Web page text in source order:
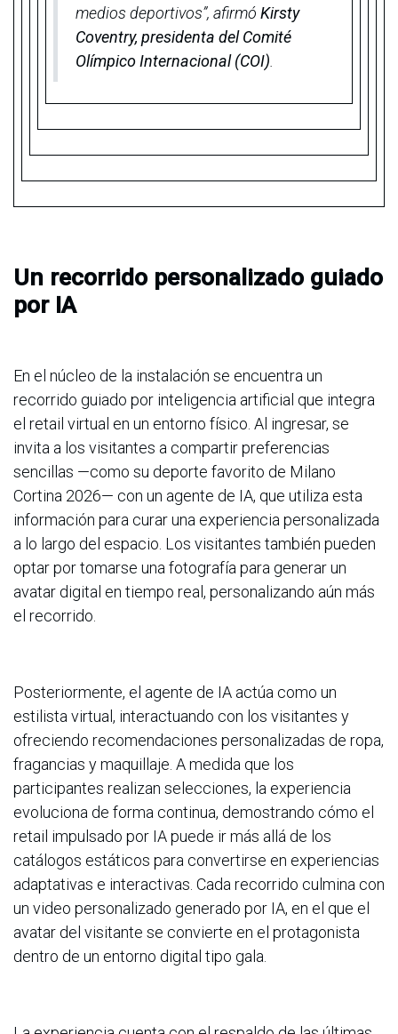
medios deportivos”, afirmó Kirsty
Coventry, presidenta del Comité
Olímpico Internacional (COI).
Un recorrido personalizado guiado
por IA
En el núcleo de la instalación se encuentra un
recorrido guiado por inteligencia artificial que integra
el retail virtual en un entorno físico. Al ingresar, se
invita a los visitantes a compartir preferencias
sencillas —como su deporte favorito de Milano
Cortina 2026— con un agente de IA, que utiliza esta
información para curar una experiencia personalizada
a lo largo del espacio. Los visitantes también pueden
optar por tomarse una fotografía para generar un
avatar digital en tiempo real, personalizando aún más
el recorrido.
Posteriormente, el agente de IA actúa como un
estilista virtual, interactuando con los visitantes y
ofreciendo recomendaciones personalizadas de ropa,
fragancias y maquillaje. A medida que los
participantes realizan selecciones, la experiencia
evoluciona de forma continua, demostrando cómo el
retail impulsado por IA puede ir más allá de los
catálogos estáticos para convertirse en experiencias
adaptativas e interactivas. Cada recorrido culmina con
un video personalizado generado por IA, en el que el
avatar del visitante se convierte en el protagonista
dentro de un entorno digital tipo gala.